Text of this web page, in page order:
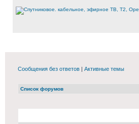
Сообщения без ответов | Активные темы
Список форумов